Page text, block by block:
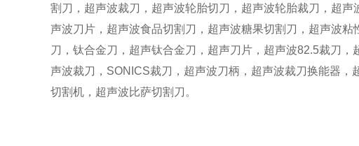
割刀，超声波裁刀，超声波轮胎切刀，超声波轮胎裁刀，超
声波刀片，超声波食品切割刀，超声波糖果切割刀，超声波
刀，钛合金刀，超声钛合金刀，超声刀片，超声波82.5裁刀
声波裁刀，SONICS裁刀，超声波刀柄，超声波裁刀换能器
切割机，超声波比萨切割刀。